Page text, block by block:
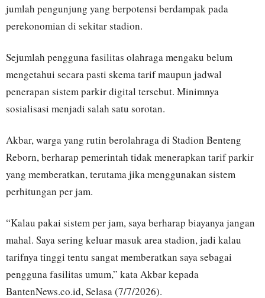
jumlah pengunjung yang berpotensi berdampak pada
perekonomian di sekitar stadion.
Sejumlah pengguna fasilitas olahraga mengaku belum
mengetahui secara pasti skema tarif maupun jadwal
penerapan sistem parkir digital tersebut. Minimnya
sosialisasi menjadi salah satu sorotan.
Akbar, warga yang rutin berolahraga di Stadion Benteng
Reborn, berharap pemerintah tidak menerapkan tarif parkir
yang memberatkan, terutama jika menggunakan sistem
perhitungan per jam.
“Kalau pakai sistem per jam, saya berharap biayanya jangan
mahal. Saya sering keluar masuk area stadion, jadi kalau
tarifnya tinggi tentu sangat memberatkan saya sebagai
pengguna fasilitas umum,” kata Akbar kepada
BantenNews.co.id, Selasa (7/7/2026).